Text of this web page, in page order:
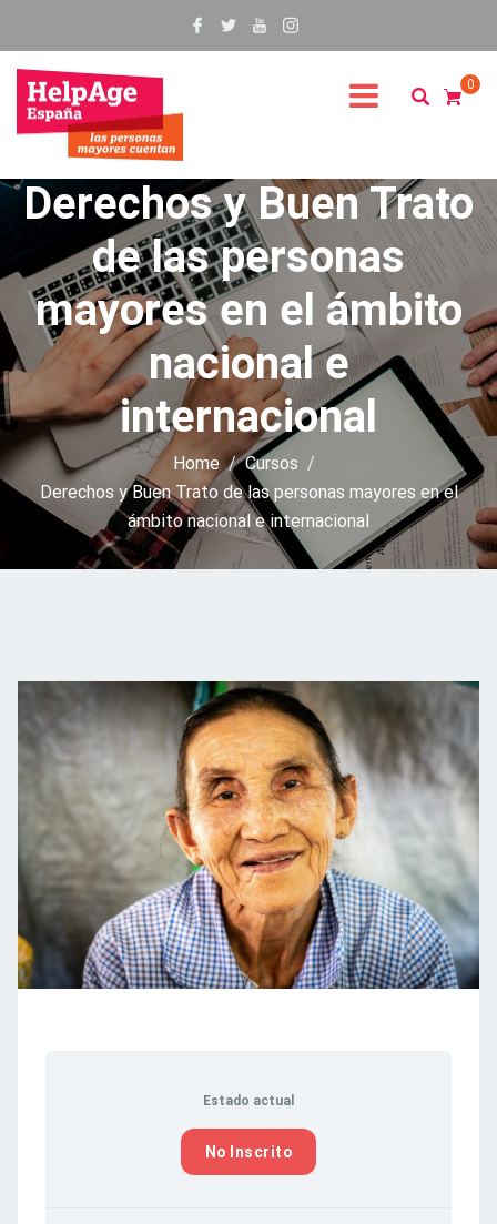
0
Derechos y Buen Trato
de las personas
mayores en el ámbito
nacional e
internacional
Home
Cursos
Derechos y Buen Trato de las personas mayores en el
ámbito nacional e internacional
Estado actual
No Inscrito